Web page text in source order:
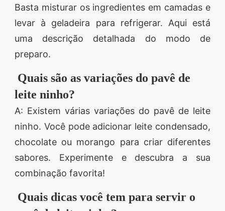
Basta misturar os ingredientes em camadas e
levar à geladeira para refrigerar. Aqui está
uma descrição detalhada do modo de
preparo.
Quais são as variações do pavê de
leite ninho?
A: Existem várias variações do pavê de leite
ninho. Você pode adicionar leite condensado,
chocolate ou morango para criar diferentes
sabores. Experimente e descubra a sua
combinação favorita!
Quais dicas você tem para servir o